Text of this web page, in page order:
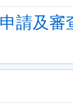
請及審